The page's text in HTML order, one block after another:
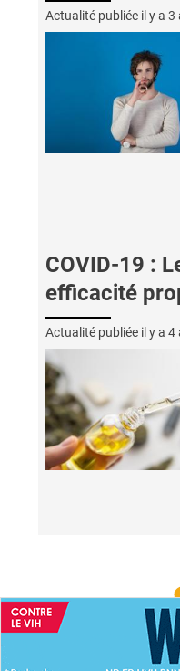
Actualité publiée il y a 3
COVID-19 :
efficacité
Actualité publiée il y a 4